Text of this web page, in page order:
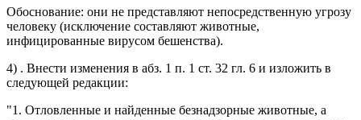
Обоснование: они не представляют непосредственную угрозу
человеку (исключение составляют животные,
инфицированные вирусом бешенства).
4) . Внести изменения в абз. 1 п. 1 ст. 32 гл. 6 и изложить в
следующей редакции:
"1. Отловленные и найденные безнадзорные животные, а